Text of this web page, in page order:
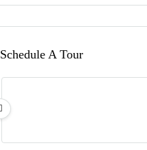
Schedule A Tour